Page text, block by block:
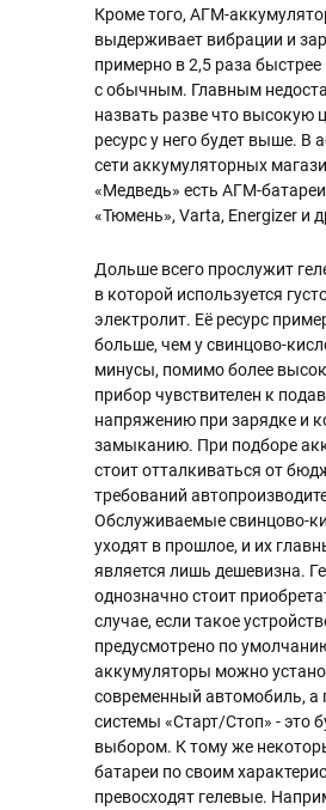
Кроме того, АГМ-
выдерживает вибрации и
примерно в 2,5 раза
с обычным. Главным
назвать разве что высокую
ресурс у него будет выше. В
сети аккумуляторных
«Медведь» есть АГМ-
«Тюмень», Varta, Energizer и
Дольше всего прослужит
в которой используется
электролит. Её ресурс
больше, чем у свинцово-
минусы, помимо более
прибор чувствителен к
напряжению при зарядке и
замыканию. При подборе
стоит отталкиваться от
требований
Обслуживаемые свинцово-
уходят в прошлое, и их
является лишь дешевизна.
однозначно стоит
случае, если такое
предусмотрено по
аккумуляторы можно
современный автомобиль, а
системы «Старт/Стоп» - это
выбором. К тому же
батареи по своим
превосходят гелевые.